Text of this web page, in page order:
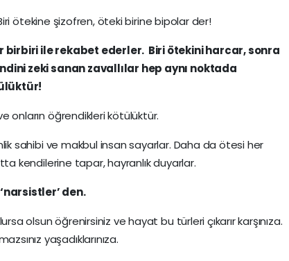
ötekine şizofren, öteki birine bipolar der!
birbiri ile rekabet ederler. Biri ötekini harcar, sonra
zeki sanan zavallılar hep aynı noktada
onların öğrendikleri kötülüktür.
sahibi ve makbul insan sayarlar. Daha da ötesi her
kendilerine tapar, hayranlık duyarlar.
den.
olsun öğrenirsiniz ve hayat bu türleri çıkarır karşınıza.
yaşadıklarınıza.